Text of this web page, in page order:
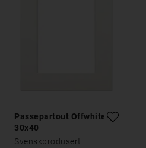
Passepartout Offwhite
30x40
Svenskprodusert